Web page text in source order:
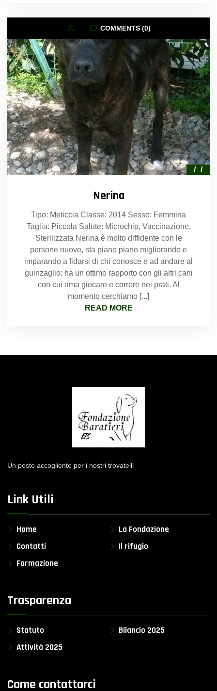
COMMENTS (0)
Nerina
Tipo: Meticcia Classe: 2014 Sesso: Femmina
Taglia: Piccola Salute: Microchip, Vaccinazione,
Sterilizzata Nerina è molto diffidente con le
persone nuove, sta piano piano migliorando e
imparando a fidarsi di chi conosce e ad andare al
guinzaglio; ha un ottimo rapporto con gli altri cani
con cui ama giocare e correre nei prati. Al
momento cerchiamo [...]
READ MORE
Un posto accogliente per i nostri trovatelli
Link Utili
Home
La Fondazione
Contatti
Il rifugio
Formazione
Trasparenza
Statuto
Bilancio 2025
Attività 2025
Come contattarci